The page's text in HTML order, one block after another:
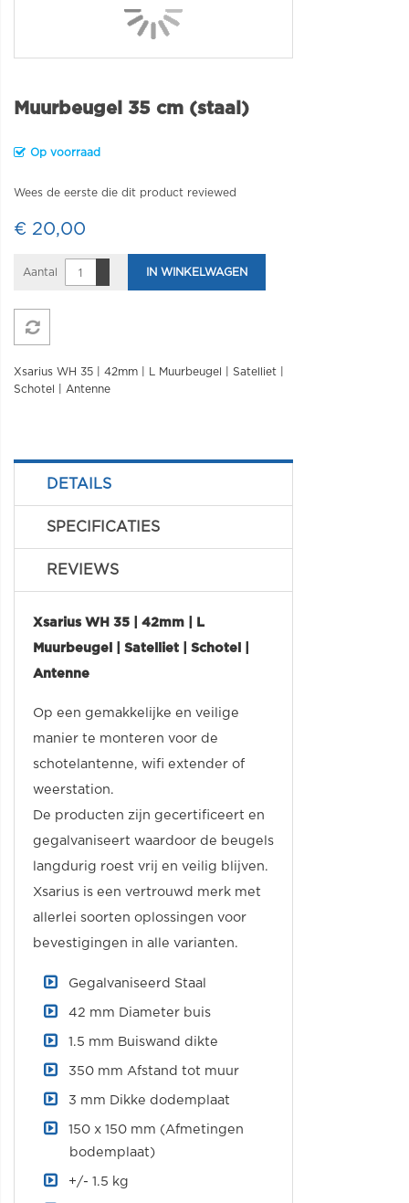
Muurbeugel 35 cm (staal)
Op voorraad
Wees de eerste die dit product reviewed
€ 20,00
Aantal IN WINKELWAGEN
Xsarius WH 35 | 42mm | L Muurbeugel | Satelliet |
Schotel | Antenne
DETAILS
SPECIFICATIES
REVIEWS
Xsarius WH 35 | 42mm | L
Muurbeugel | Satelliet | Schotel |
Antenne
Op een gemakkelijke en veilige
manier te monteren voor de
schotelantenne, wifi extender of
weerstation.
De producten zijn gecertificeert en
gegalvaniseert waardoor de beugels
langdurig roest vrij en veilig blijven.
Xsarius is een vertrouwd merk met
allerlei soorten oplossingen voor
bevestigingen in alle varianten.
Gegalvaniseerd Staal
42 mm Diameter buis
1.5 mm Buiswand dikte
350 mm Afstand tot muur
3 mm Dikke dodemplaat
150 x 150 mm (Afmetingen
bodemplaat)
+/- 1.5 kg